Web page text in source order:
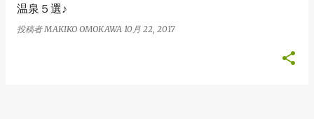
温泉５選♪
投稿者MAKIKO OMOKAWA 10月 22, 2017